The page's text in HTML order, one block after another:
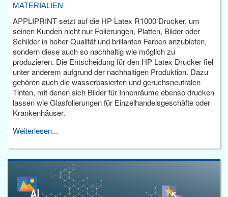
MATERIALIEN
APPLIPRINT setzt auf die HP Latex R1000 Drucker, um
seinen Kunden nicht nur Folierungen, Platten, Bilder oder
Schilder in hoher Qualität und brillanten Farben anzubieten,
sondern diese auch so nachhaltig wie möglich zu
produzieren. Die Entscheidung für den HP Latex Drucker fiel
unter anderem aufgrund der nachhaltigen Produktion. Dazu
gehören auch die wasserbasierten und geruchsneutralen
Tinten, mit denen sich Bilder für Innenräume ebenso drucken
lassen wie Glasfolierungen für Einzelhandelsgeschäfte oder
Krankenhäuser.
Weiterlesen...